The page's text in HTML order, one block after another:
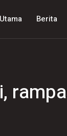
Utama Berita